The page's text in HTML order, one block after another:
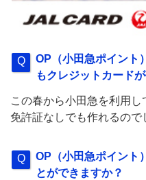
OP（小田急ポイント
もクレジットカード
この春から小田急を利用
免許証なしでも作れるので
OP（小田急ポイント
とができますか？